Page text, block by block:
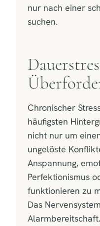
nur nach einer
suchen.
Chronischer
häufigsten
nicht nur um
ungelöste
Anspannung,
Perfektionismus
funktionieren zu
Das